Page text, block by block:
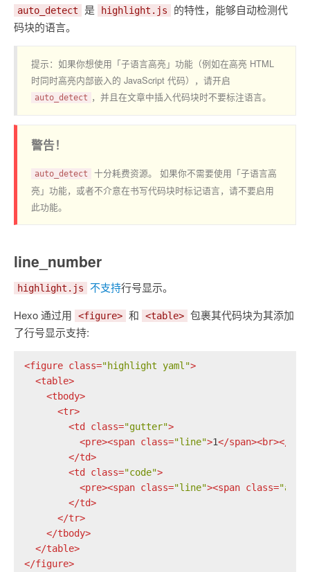
auto_detect 是 highlight.js
的特性，能够自动检测代
码块的语言。
提示：如果你想使用「子语言高亮」功能（例如在高亮 HTML
时同时高亮内部嵌入的 JavaScript 代码），请开启
auto_detect ，并且在文章中插入代码块时不要标注语言。
警告！
auto_detect
十分耗费资源。 如果你不需要使用「子语言高
亮」功能，或者不介意在书写代码块时标记语言，请不要启用
此功能。
line_number
highlight.js 不支持行号显示。
Hexo 通过用
<figure> 和 <table> 包裹其代码块为其添加
了行号显示支持:
<figure class="highlight yaml">
<table>
<tbody>
<tr>
<td class="gutter">
<pre><span class="line">1</span><br></
</td>
<td class="code">
<pre><span class="line"><span class=
</td>
</tr>
</tbody>
</table>
</figure>